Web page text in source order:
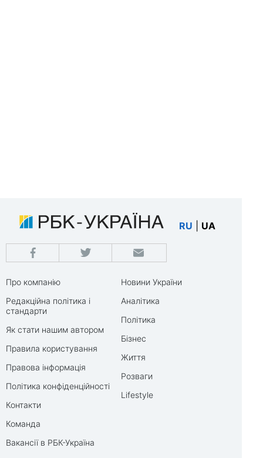
RU UA
Про компанію
Редакційна політика і
стандарти
Як стати нашим автором
Правила користування
Правова інформація
Політика конфіденційності
Контакти
Команда
Вакансії в РБК-Україна
Новини України
Аналітика
Політика
Бізнес
Життя
Розваги
Lifestyle